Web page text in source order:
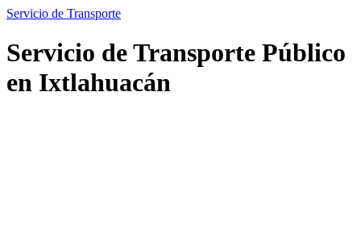
Servicio de Transporte
Servicio de Transporte Público
en Ixtlahuacán